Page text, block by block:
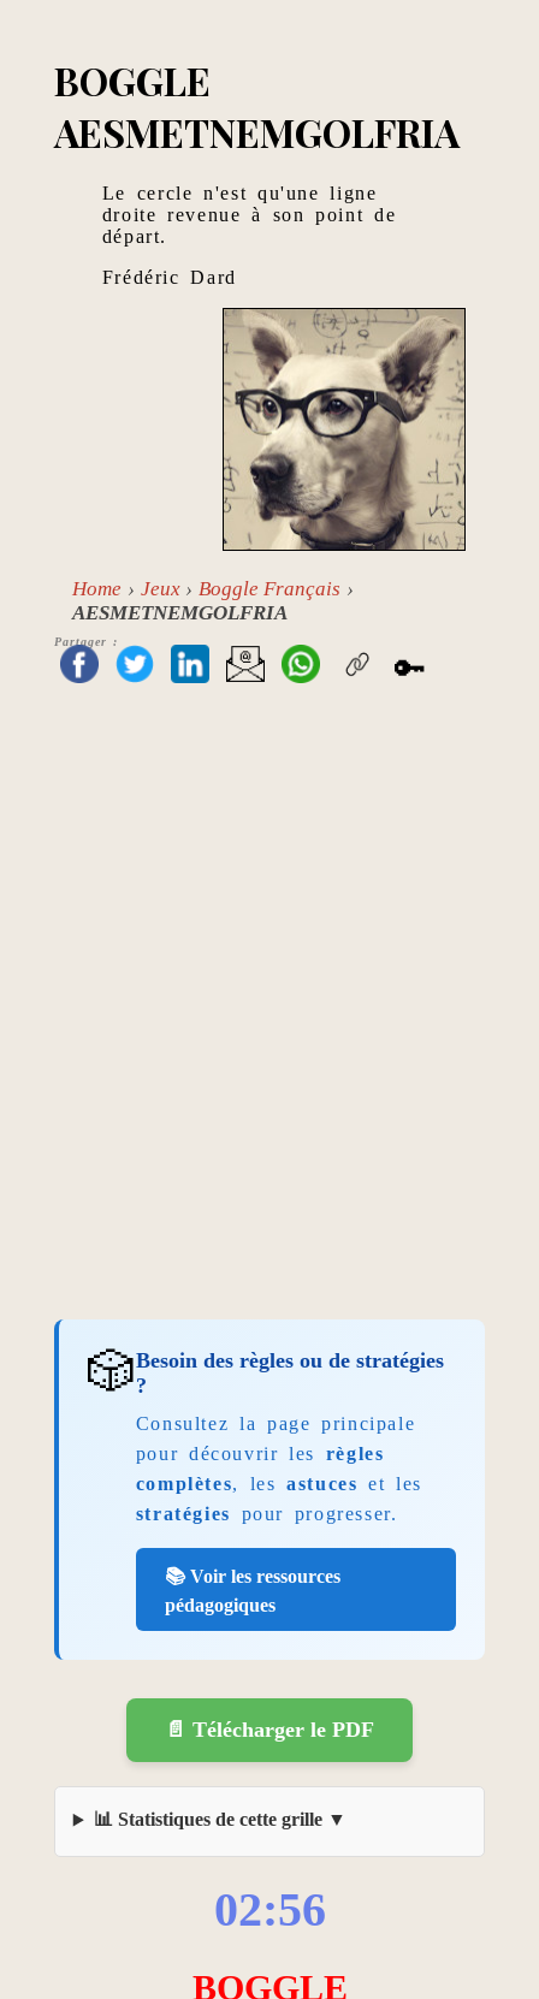
BOGGLE
AESMETNEMGOLFRIA
Le cercle n'est qu'une ligne
droite revenue à son point de
départ.
Frédéric Dard
Home Jeux
Boggle Français
AESMETNEMGOLFRIA
Partager :
🔑
🎲Besoin des règles ou de stratégies
?
Consultez la page principale
pour découvrir les règles
complètes, lesastuces et les
stratégies
pour progresser.
📚 Voir les ressources
pédagogiques
📄 Télécharger le PDF
📊 Statistiques de cette grille
02:56
BOGGLE